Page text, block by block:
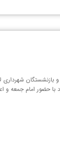
شهرداری
با حضور امام جمعه